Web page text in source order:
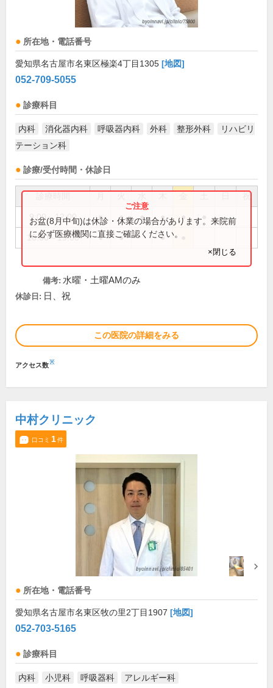
所在地・電話番号
愛知県名古屋市名東区極楽4丁目1305 [地図]
052-709-5055
診療科目
内科 消化器内科 呼吸器内科 外科 整形外科
リハビリ
テーション科
診療/受付時間・休診日
祝
9:00～12:00 ● ● ● ● ●
16:00～19:00 ● ● ●
お盆(8月中旬)は休診・休業の場合があります。来院前
に必ず医療機関に直接ご確認ください。
×閉じる
備考: 水曜・土曜AMのみ
休診日: 日、祝
この医院の詳細をみる
アクセス数※
中村クリニック
口コミ 1件
所在地・電話番号
愛知県名古屋市名東区牧の里2丁目1907 [地図]
052-703-5165
診療科目
内科 小児科 呼吸器科 アレルギー科